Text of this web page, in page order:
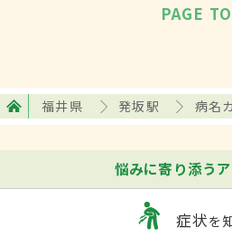
PAGE
福井県 発坂駅 病名
悩みに寄り添う
症状を